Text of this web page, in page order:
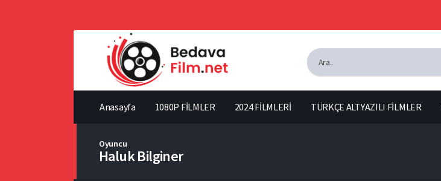
Anasayfa 1080P FİLMLER 2024 FİLMLERİ TÜRKÇE ALTYAZILI FİLMLER
Oyuncu
Haluk Bilginer